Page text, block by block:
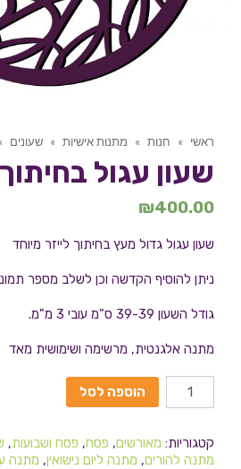
ראשי » חנות » מתנות אישיות » שעונים
שעון עגול בחיתוך
₪400.00
שעון עגול גדול מעץ בחיתוך לייזר מיוחד
ניתן להוסיף הקדשה וכן לשלב מספר
גודל השעון 39-39 ס"מ עובי 3 מ"מ.
מתנה אלגנטית, מרשימה ושימושית מאד
הוספה לסל
קטגוריות: מאורשים, פסח, פסח ושבועות,
מתנה להורים, מתנה ליום נישואין, מתנה